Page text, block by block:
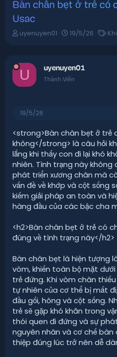
Bàn chân bẹt ở trẻ có
Usac
T
a
d
s
r
e
r
uyenuyen01
N
g
ử
19/5/26
T
U uyenuyen01
Thành Viên
19/5/26
<strong>Bàn chân bẹt ở trẻ
không</strong> là câu hỏi
lắng khi thấy con đi lại khó
nhiên. Tình trạng này không
phát triển xương chân mà
vấn đề về khớp và cột sống
kiếm giải pháp an toàn và
hàng đầu của các bậc cha
<h2>Bàn chân bẹt ở trẻ có
đúng về tình trạng này</h2>
Bàn chân bẹt là hiện tượng
vòm, khiến toàn bộ mặt
trẻ đứng. Khi vòm chân
tự nhiên của cơ thể bị mất
đầu gối, hông và cột sống.
trẻ sẽ gặp khó khăn trong
thói quen đi đứng và sự
nguyên nhân và cơ chế
thiệp đúng lúc trở nên dễ